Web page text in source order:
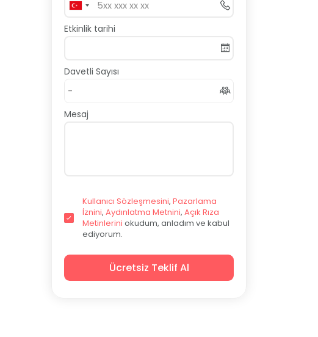
Etkinlik tarihi
Davetli Sayısı
Mesaj
Kullanıcı Sözleşmesini, Pazarlama
İznini, Aydınlatma Metnini, Açık Rıza
Metinlerini okudum, anladım ve kabul
ediyorum.
Ücretsiz Teklif Al